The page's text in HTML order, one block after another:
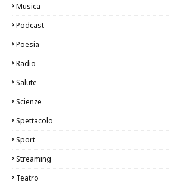
Musica
Podcast
Poesia
Radio
Salute
Scienze
Spettacolo
Sport
Streaming
Teatro